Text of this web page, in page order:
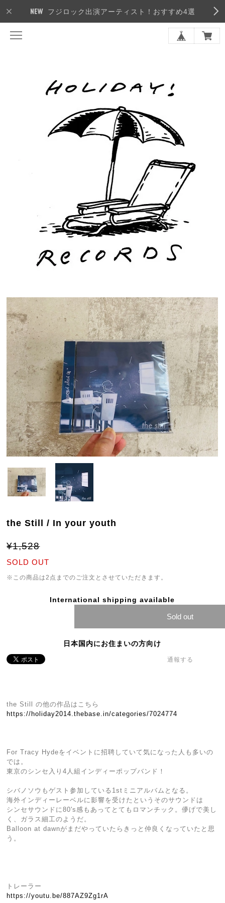
フジロック出演アーティスト！おすすめ4選
the Still / In your youth
¥1,528
SOLD OUT
※この商品は2点までのご注文とさせていただきます。
International shipping available
Sold out
日本国内にお住まいの方向け
通報する
the Still の他の作品はこちら
https://holiday2014.thebase.in/categories/7024774
For Tracy Hydeをイベントに招聘していて気になった人も多いの
では。
東京のシンセ入り4人組インディーポップバンド！
シバノソウもゲスト参加している1stミニアルバムとなる。
海外インディーレーベルに影響を受けたというそのサウンドは
シンセサウンドに80's感もあってとてもロマンチック。儚げで美し
く、ガラス細工のようだ。
Balloon at dawnがまだやっていたらきっと仲良くなっていたと思
う。
トレーラー
https://youtu.be/887AZ9Zg1rA